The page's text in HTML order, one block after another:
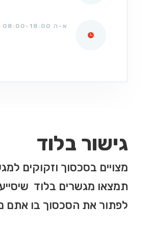
א-ה 08:00-18:00
גישור בלוד
מצויים בסכסוך וזקוקים
תמצאו מגשרים בלוד
לפתור את הסכסוך בו אתם